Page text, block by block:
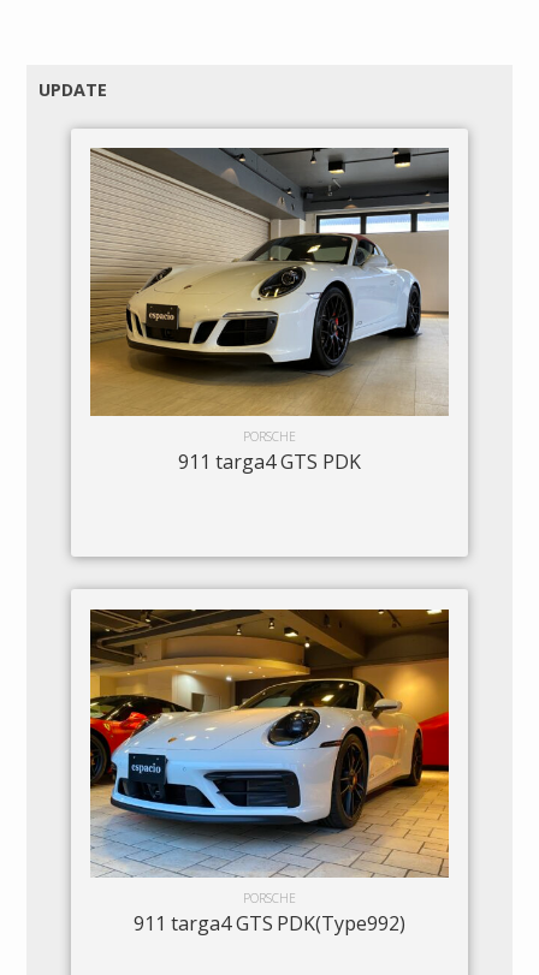
UPDATE
PORSCHE
911 targa4 GTS PDK
PORSCHE
911 targa4 GTS PDK(Type992)